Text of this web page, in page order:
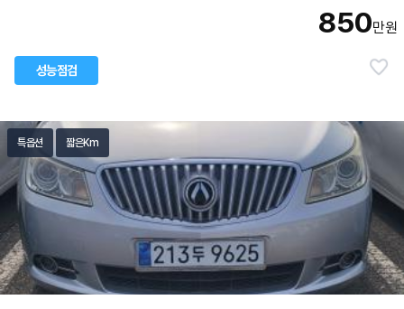
성능점검
850만원
특옵션 짧은Km